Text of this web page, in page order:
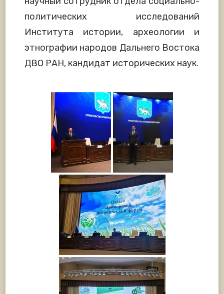
политических исследований
Института истории, археологии и
этнографии народов Дальнего Востока
ДВО РАН, кандидат исторических наук.